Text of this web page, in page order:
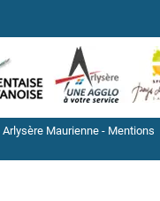
Maurienne - Mentions